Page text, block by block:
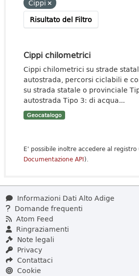
Cippi
Risultato del Filtro
Cippi chilometrici
Cippi chilometrici su strade
autostrada, percorsi ciclabili e
su strada statale o provinciale
autostrada Tipo 3: di acqua...
Geocatalogo
E' possibile inoltre accedere al registro
Documentazione API).
Informazioni Dati Alto Adige
Domande frequenti
Atom Feed
Ringraziamenti
Note legali
Privacy
Contattaci
Cookie